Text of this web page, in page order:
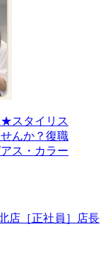
★スタイリス
んか？復職
ス・カラー
店［正社員］店長